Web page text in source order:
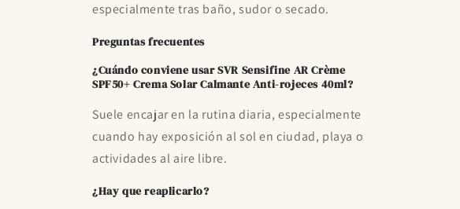
especialmente tras baño, sudor o secado.
Preguntas frecuentes
¿Cuándo conviene usar SVR Sensifine AR Crème
SPF50+ Crema Solar Calmante Anti-rojeces 40ml?
Suele encajar en la rutina diaria, especialmente
cuando hay exposición al sol en ciudad, playa o
actividades al aire libre.
¿Hay que reaplicarlo?